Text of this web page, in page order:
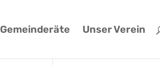
Gemeinderäte Unser Verein